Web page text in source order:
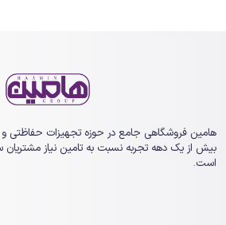
سردرگم سازند. ازاین‌رو ممکن است سؤالاتی
ذهن شما به‌عنوان یک خریدار هارد یک
باشند. اگر شما هم می‌خواهید با پاسخ چنین
خریدهارد اکسترنال 1 ترابایت
آشنا شوید، از
مطالعه ادامه این راهنما بپردازید.
هامین فروشگاهی جامع در حوزه تجهیزات حفاظتی و
بیش از یک ‏دهه تجربه نسبت به تامین نیاز مشتریان
است.